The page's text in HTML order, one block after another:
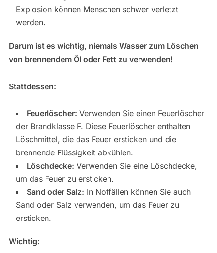
Explosion können Menschen schwer verletzt
werden.
Darum ist es wichtig, niemals Wasser zum Löschen
von brennendem Öl oder Fett zu verwenden!
Stattdessen:
Feuerlöscher: Verwenden Sie einen Feuerlöscher
der Brandklasse F. Diese Feuerlöscher enthalten
Löschmittel, die das Feuer ersticken und die
brennende Flüssigkeit abkühlen.
Löschdecke: Verwenden Sie eine Löschdecke,
um das Feuer zu ersticken.
Sand oder Salz: In Notfällen können Sie auch
Sand oder Salz verwenden, um das Feuer zu
ersticken.
Wichtig: